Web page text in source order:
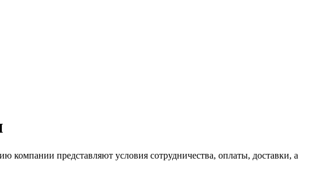
представляют условия сотрудничества, оплаты, доставки, а